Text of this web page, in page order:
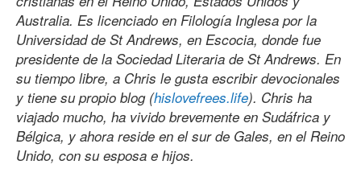
Australia. Es licenciado en Filología Inglesa por la
Universidad de St Andrews, en Escocia, donde fue
presidente de la Sociedad Literaria de St Andrews. En
su tiempo libre, a Chris le gusta escribir devocionales
y tiene su propio blog (hislovefrees.life). Chris ha
viajado mucho, ha vivido brevemente en Sudáfrica y
Bélgica, y ahora reside en el sur de Gales, en el Reino
Unido, con su esposa e hijos.